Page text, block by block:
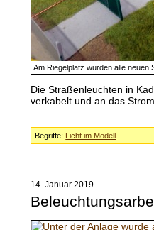
Am Riegelplatz wurden alle
Die Straßenleuchten in
verkabelt und an das
Begriffe: Licht im Modell
14. Januar 2019